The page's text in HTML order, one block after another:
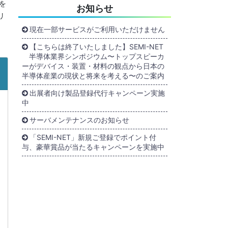
お知らせ
現在一部サービスがご利用いただけません
【こちらは終了いたしました】SEMI-NET
半導体業界シンポジウム〜トップスピーカ
ーがデバイス・装置・材料の観点から日本の
半導体産業の現状と将来を考える〜のご案内
出展者向け製品登録代行キャンペーン実施
中
サーバメンテナンスのお知らせ
「SEMI-NET」新規ご登録でポイント付
与、豪華賞品が当たるキャンペーンを実施中